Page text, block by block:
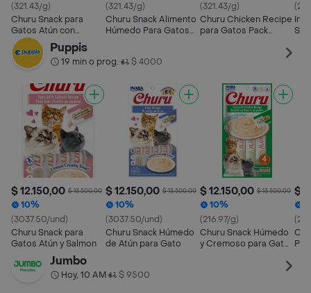
(321.43/g)
Churu Snack para
Gatos Atún con
Salmón Pack 4x14g
(321.43/g)
Churu Snack Alimento
Húmedo Para Gatos
(321.43/g)
Churu Chicken Recipe
para Gatos Pack
Puppis
19 min o prog.• $ 4000
$ 12.150,00 $ 13.500,00
10%
(3037.50/und)
Churu Snack para
Gatos Atún y Salmon
$ 12.150,00 $ 13.500,00
10%
(3037.50/und)
Churu Snack Húmedo
de Atún para Gato
$ 12.150,00 $ 13.500,00
10%
(216.97/g)
Churu Snack Húmedo
y Cremoso para Gatos
$
Jumbo
Hoy, 10 AM• $ 9500